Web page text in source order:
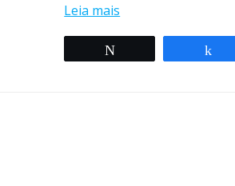
Leia mais